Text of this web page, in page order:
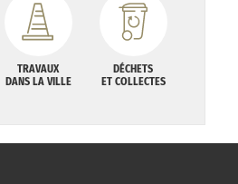
TRAVAUX
DANS LA VILLE
DÉCHETS
ET COLLECTES